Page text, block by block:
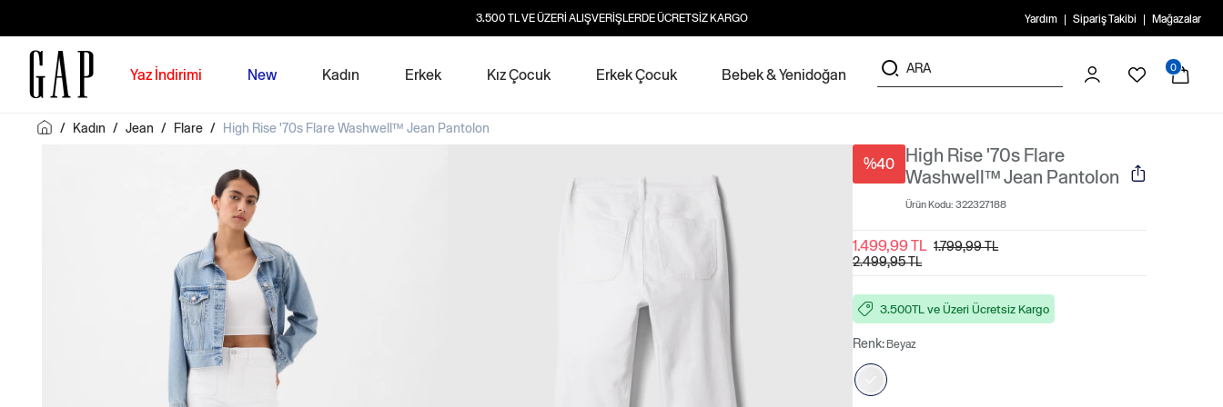
3.500 TL VE ÜZERİ ALIŞVERİŞLERDE ÜCRETSİZ KARGO Yardım Sipariş Takibi Mağazalar
Yaz İndirimi New Kadın Erkek Kız Çocuk Erkek Çocuk Bebek & Yenidoğan 0
/ Kadın / Jean / Flare / High Rise '70s Flare Washwell™ Jean Pantolon
%40
High Rise '70s Flare
Washwell™ Jean Pantolon
Ürün Kodu: 322327188
1.499,99 TL 1.799,99 TL
2.499,95 TL
3.500TL ve Üzeri Ücretsiz Kargo
Renk: Beyaz